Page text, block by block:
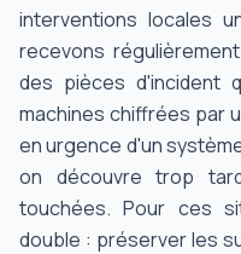
interventions locales
recevons
des pièces d'incident
machines chiffrées par
en urgence d'un
on découvre trop
touchées. Pour ces
double : préserver les